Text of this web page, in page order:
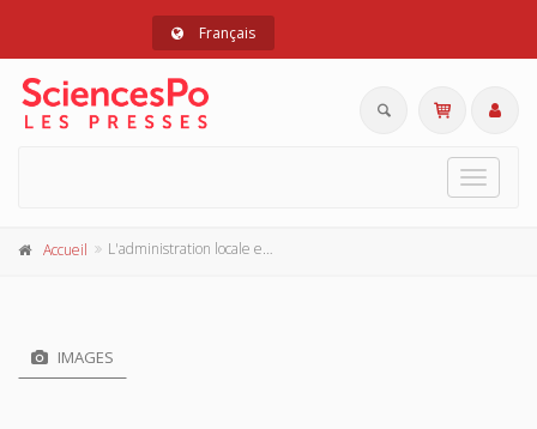
Français
Toggle
Accueil L'administration locale en France
IMAGES